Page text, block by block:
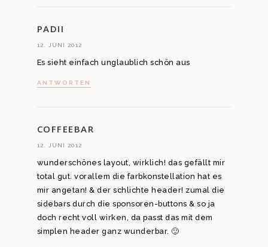
PADII
12. JUNI 2012
Es sieht einfach unglaublich schön aus
ANTWORTEN
COFFEEBAR
12. JUNI 2012
wunderschönes layout, wirklich! das gefällt mir
total gut. vorallem die farbkonstellation hat es
mir angetan! & der schlichte header! zumal die
sidebars durch die sponsoren-buttons & so ja
doch recht voll wirken, da passt das mit dem
simplen header ganz wunderbar. 🙂